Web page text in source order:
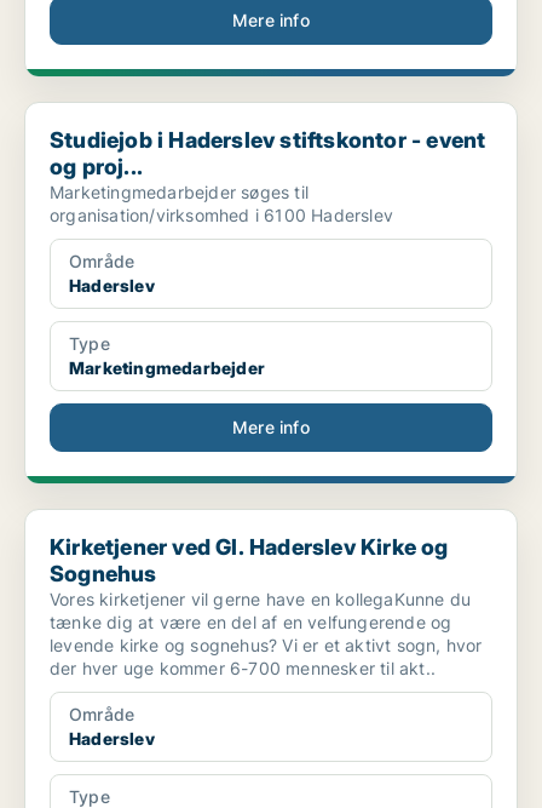
Mere info
Studiejob i Haderslev stiftskontor - event og proj...
Studiejob i Haderslev stiftskontor - event
og proj...
Marketingmedarbejder søges til
organisation/virksomhed i 6100 Haderslev
Område
Haderslev
Type
Marketingmedarbejder
Mere info
Kirketjener ved Gl. Haderslev Kirke og Sognehus
Kirketjener ved Gl. Haderslev Kirke og
Sognehus
Vores kirketjener vil gerne have en kollegaKunne du
tænke dig at være en del af en velfungerende og
levende kirke og sognehus? Vi er et aktivt sogn, hvor
der hver uge kommer 6-700 mennesker til akt..
Område
Haderslev
Type